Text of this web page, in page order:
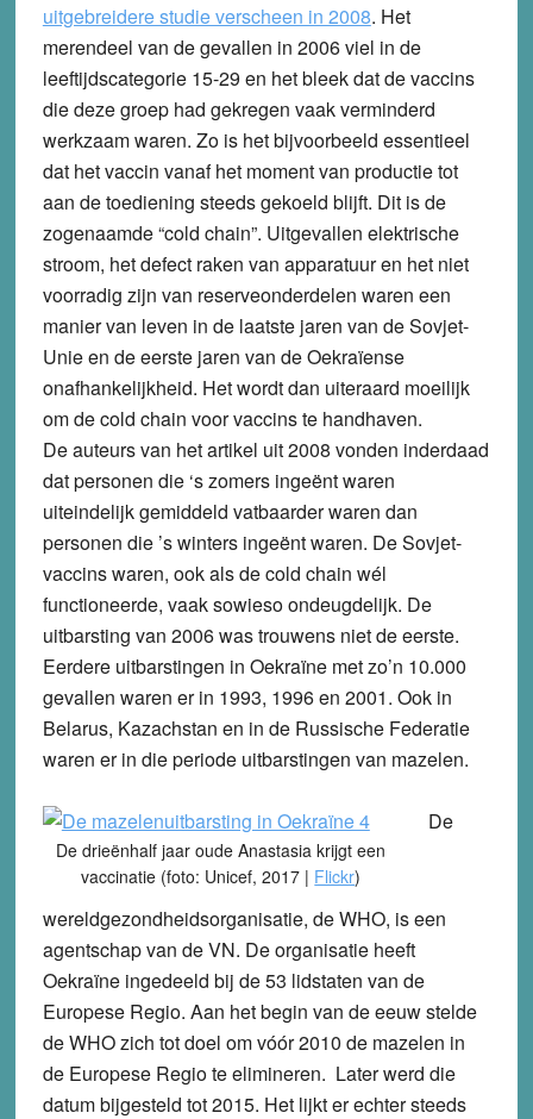
uitgebreidere studie verscheen in 2008. Het
merendeel van de gevallen in 2006 viel in de
leeftijdscategorie 15-29 en het bleek dat de vaccins
die deze groep had gekregen vaak verminderd
werkzaam waren. Zo is het bijvoorbeeld essentieel
dat het vaccin vanaf het moment van productie tot
aan de toediening steeds gekoeld blijft. Dit is de
zogenaamde “cold chain”. Uitgevallen elektrische
stroom, het defect raken van apparatuur en het niet
voorradig zijn van reserveonderdelen waren een
manier van leven in de laatste jaren van de Sovjet-
Unie en de eerste jaren van de Oekraïense
onafhankelijkheid. Het wordt dan uiteraard moeilijk
om de cold chain voor vaccins te handhaven.
De auteurs van het artikel uit 2008 vonden inderdaad
dat personen die ‘s zomers ingeënt waren
uiteindelijk gemiddeld vatbaarder waren dan
personen die ’s winters ingeënt waren. De Sovjet-
vaccins waren, ook als de cold chain wél
functioneerde, vaak sowieso ondeugdelijk. De
uitbarsting van 2006 was trouwens niet de eerste.
Eerdere uitbarstingen in Oekraïne met zo’n 10.000
gevallen waren er in 1993, 1996 en 2001. Ook in
Belarus, Kazachstan en in de Russische Federatie
waren er in die periode uitbarstingen van mazelen.
De drieënhalf jaar oude Anastasia krijgt een
vaccinatie (foto: Unicef, 2017 | Flickr)
De
wereldgezondheidsorganisatie, de WHO, is een
agentschap van de VN. De organisatie heeft
Oekraïne ingedeeld bij de 53 lidstaten van de
Europese Regio. Aan het begin van de eeuw stelde
de WHO zich tot doel om vóór 2010 de mazelen in
de Europese Regio te elimineren. Later werd die
datum bijgesteld tot 2015. Het lijkt er echter steeds